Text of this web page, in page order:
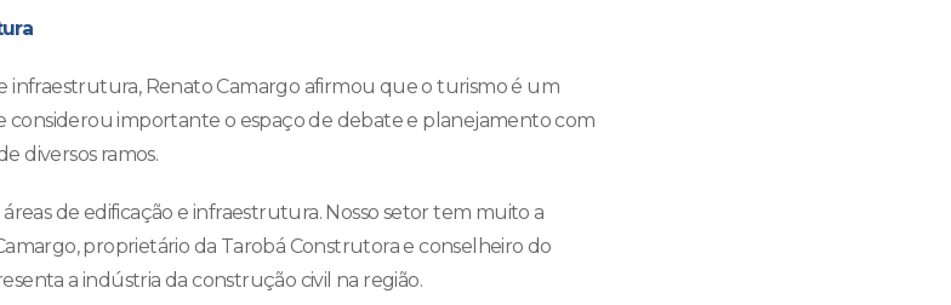
infraestrutura, Renato Camargo afirmou que o turismo é um
considerou importante o espaço de debate e planejamento com
diversos ramos.
de edificação e infraestrutura. Nosso setor tem muito a
proprietário da Tarobá Construtora e conselheiro do
a indústria da construção civil na região.